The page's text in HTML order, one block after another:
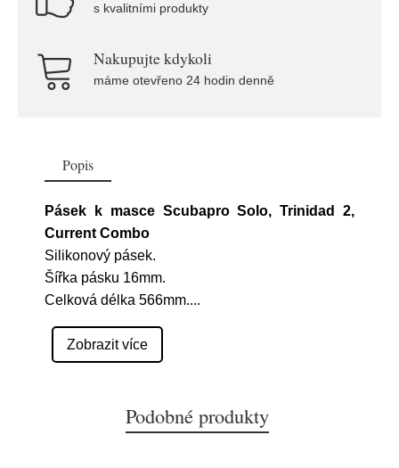
s kvalitními produkty
Nakupujte kdykoli
máme otevřeno 24 hodin denně
Popis
Pásek k masce Scubapro Solo, Trinidad 2,
Current Combo
Silikonový pásek.
Šířka pásku 16mm.
Celková délka 566mm....
Zobrazit více
Podobné produkty